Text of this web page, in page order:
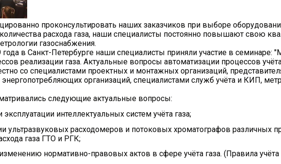
проконсультировать наших заказчиков при выборе
расхода газа, наши специалисты постоянно повышают свою
газоснабжения.
в Санкт-Петербурге наши специалисты приняли участие в семинаре:
реализации газа. Актуальные вопросы автоматизации процессов
со специалистами проектных и монтажных организаций,
организаций, специалистами служб учёта и КИП,
следующие актуальные вопросы:
интеллектуальных систем учёта газа;
ультразвуковых расходомеров и потоковых хроматографов различных
газа ГТО и РГК;
нормативно-правовых актов в сфере учёта газа. (Правила учёта